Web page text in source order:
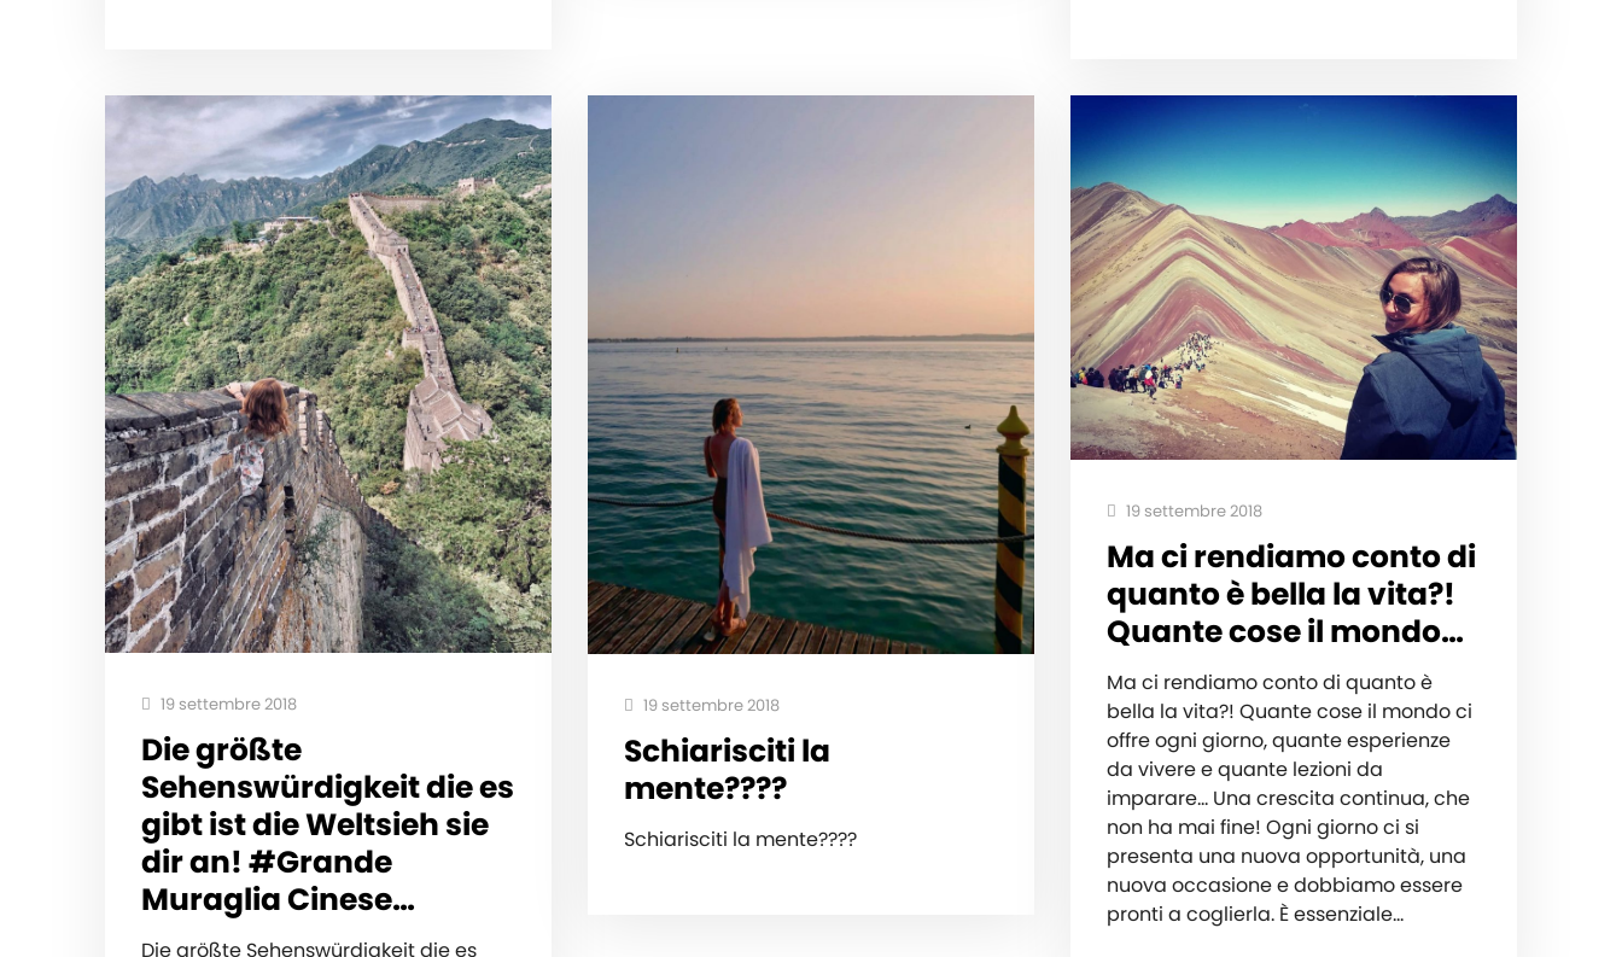
19 settembre 2018
Die größte
Sehenswürdigkeit die es
gibt ist die Weltsieh sie
dir an! #Grande
Muraglia Cinese…
Die größte Sehenswürdigkeit die es
19 settembre 2018
Schiarisciti la
mente????‍️
Schiarisciti la mente????‍️
19 settembre 2018
Ma ci rendiamo conto di
quanto è bella la vita?!
Quante cose il mondo…
Ma ci rendiamo conto di quanto è
bella la vita?! Quante cose il mondo ci
offre ogni giorno, quante esperienze
da vivere e quante lezioni da
imparare… Una crescita continua, che
non ha mai fine! Ogni giorno ci si
presenta una nuova opportunità, una
nuova occasione e dobbiamo essere
pronti a coglierla. È essenziale…